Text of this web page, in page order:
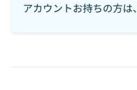
アカウントお持ちの方は、